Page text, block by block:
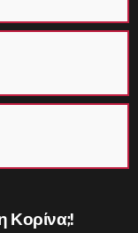
Κορίνα;!